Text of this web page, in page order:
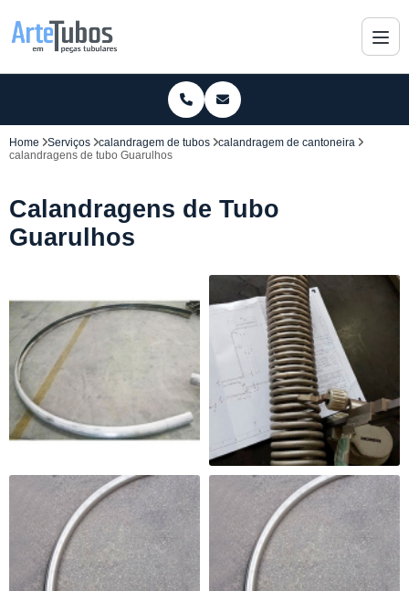
Home Serviços calandragem de tubos
calandragem de cantoneira
calandragens de tubo Guarulhos
Calandragens de Tubo
Guarulhos